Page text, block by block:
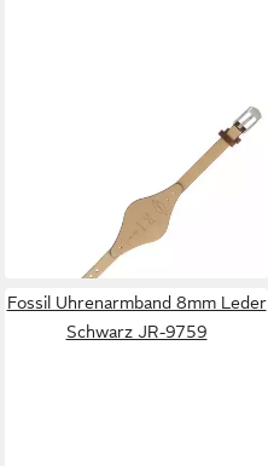
Uhrenarmband 8mm Leder
Braun ES-3060 LB-ES3060
lieferbar - in 2-3 Werktagen bei dir
Fossil Uhrenarmband 8mm Leder
Schwarz JR-9759